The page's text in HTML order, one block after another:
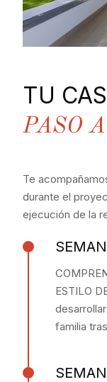
TU
PASO
Te
durante el
ejecución de la
ESTILO
familia